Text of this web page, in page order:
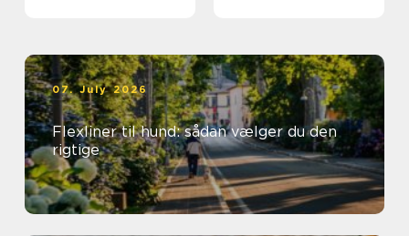
07. July 2026
Flexliner til hund: sådan vælger du den
rigtige